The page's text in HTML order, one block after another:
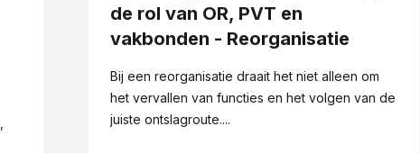
de rol van OR, PVT en
vakbonden - Reorganisatie
Bij een reorganisatie draait het niet alleen om
het vervallen van functies en het volgen van de
juiste ontslagroute....